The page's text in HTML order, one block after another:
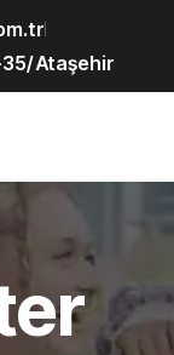
Ataşehir